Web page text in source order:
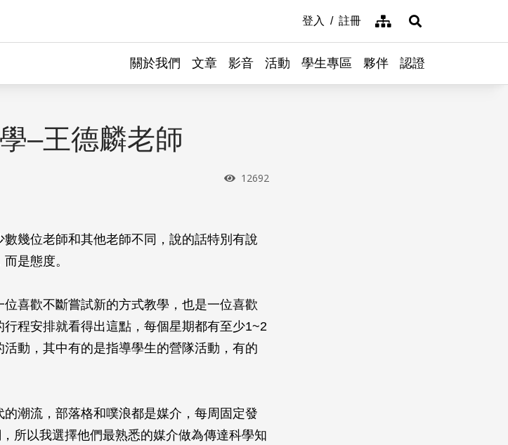
登入 註冊 網站導覽展開搜尋
關於我們 文章 影音 活動 學生專區 夥伴 認證
–王德麟老師
瀏覽次數
12692
幾位老師和其他老師不同，說的話特別有說
是態度。
喜歡不斷嘗試新的方式教學，也是一位喜歡
程安排就看得出這點，每個星期都有至少1~2
動，其中有的是指導學生的營隊活動，有的
潮流，部落格和噗浪都是媒介，每周固定發
所以我選擇他們最熟悉的媒介做為傳達科學知